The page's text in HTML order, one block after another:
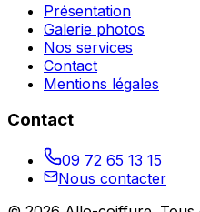
Présentation
Galerie photos
Nos services
Contact
Mentions légales
Contact
09 72 65 13 15
Nous contacter